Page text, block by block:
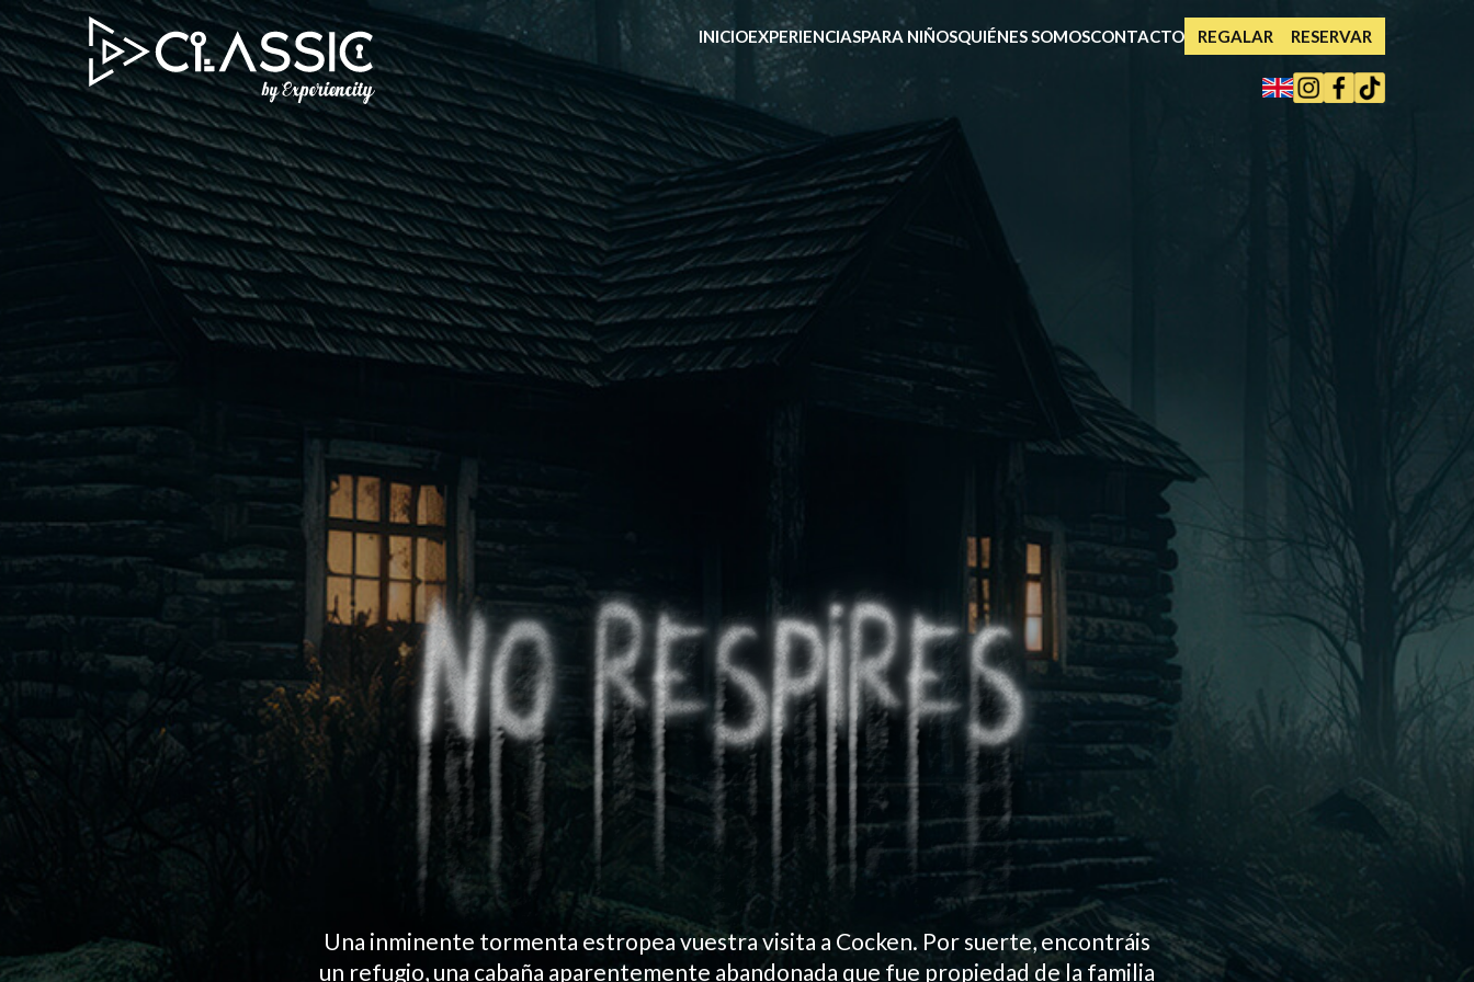
INICIOEXPERIENCIASPARA NIÑOSQUIÉNES SOMOSCONTACTO REGALAR RESERVAR
Una inminente tormenta estropea vuestra visita a Cocken. Por suerte, encontráis
un refugio, una cabaña aparentemente abandonada que fue propiedad de la familia